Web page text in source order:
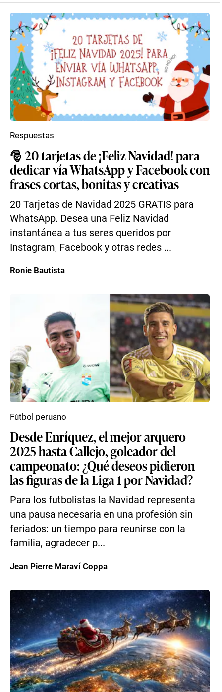
🎅 20 tarjetas de ¡Feliz Navidad! para
dedicar vía WhatsApp y Facebook con
frases cortas, bonitas y creativas
20 Tarjetas de Navidad 2025 GRATIS para
WhatsApp. Desea una Feliz Navidad
instantánea a tus seres queridos por
Instagram, Facebook y otras redes ...
Respuestas
Ronie Bautista
Desde Enríquez, el mejor arquero
2025 hasta Callejo, goleador del
campeonato: ¿Qué deseos pidieron
las figuras de la Liga 1 por Navidad?
Para los futbolistas la Navidad representa
una pausa necesaria en una profesión sin
feriados: un tiempo para reunirse con la
familia, agradecer p...
Fútbol peruano
Jean Pierre Maraví Coppa